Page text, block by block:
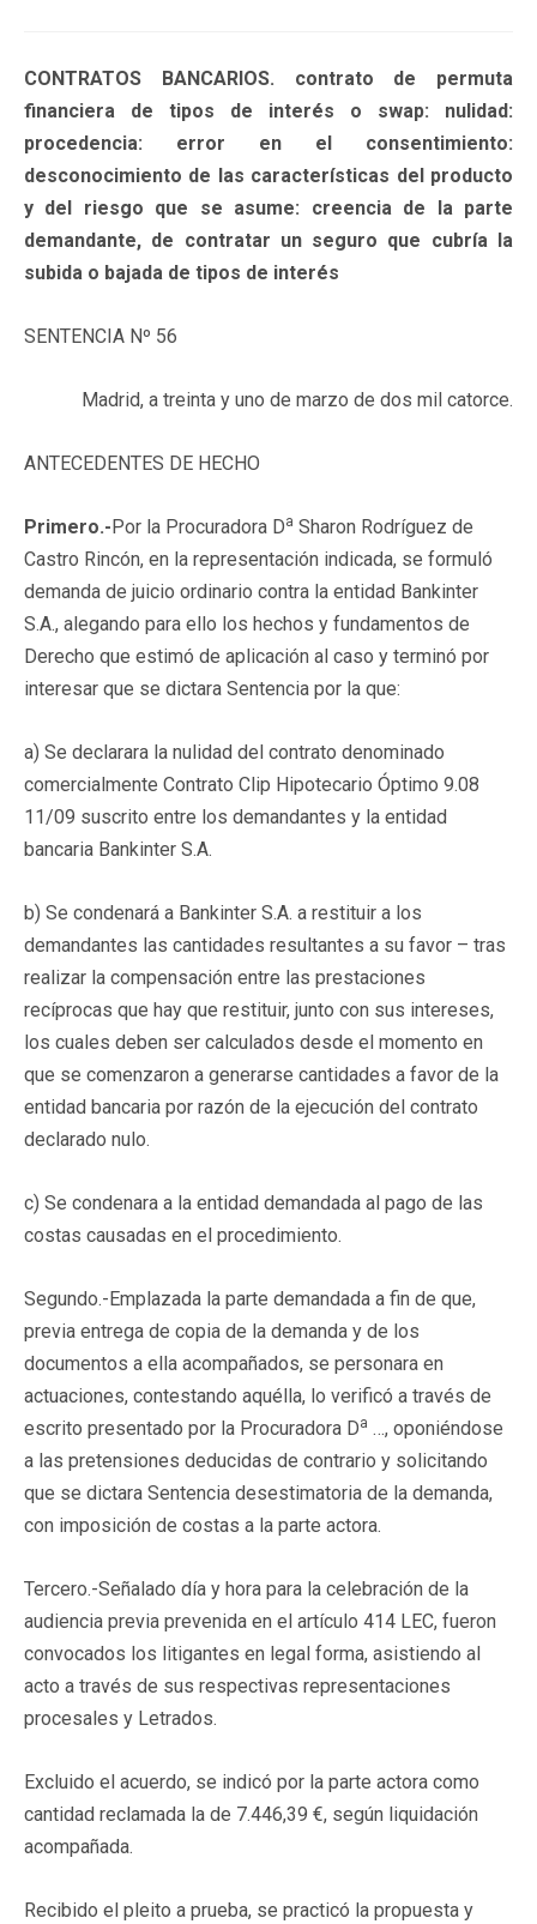
CONTRATOS BANCARIOS. contrato de permuta
financiera de tipos de interés o swap: nulidad:
procedencia: error en el consentimiento:
desconocimiento de las características del producto
y del riesgo que se asume: creencia de la parte
demandante, de contratar un seguro que cubría la
subida o bajada de tipos de interés
SENTENCIA Nº 56
Madrid, a treinta y uno de marzo de dos mil catorce.
ANTECEDENTES DE HECHO
Primero.-Por la Procuradora Da Sharon Rodríguez de
Castro Rincón, en la representación indicada, se formuló
demanda de juicio ordinario contra la entidad Bankinter
S.A., alegando para ello los hechos y fundamentos de
Derecho que estimó de aplicación al caso y terminó por
interesar que se dictara Sentencia por la que:
a) Se declarara la nulidad del contrato denominado
comercialmente Contrato Clip Hipotecario Óptimo 9.08
11/09 suscrito entre los demandantes y la entidad
bancaria Bankinter S.A.
b) Se condenará a Bankinter S.A. a restituir a los
demandantes las cantidades resultantes a su favor – tras
realizar la compensación entre las prestaciones
recíprocas que hay que restituir, junto con sus intereses,
los cuales deben ser calculados desde el momento en
que se comenzaron a generarse cantidades a favor de la
entidad bancaria por razón de la ejecución del contrato
declarado nulo.
c) Se condenara a la entidad demandada al pago de las
costas causadas en el procedimiento.
Segundo.-Emplazada la parte demandada a fin de que,
previa entrega de copia de la demanda y de los
documentos a ella acompañados, se personara en
actuaciones, contestando aquélla, lo verificó a través de
escrito presentado por la Procuradora Da …, oponiéndose
a las pretensiones deducidas de contrario y solicitando
que se dictara Sentencia desestimatoria de la demanda,
con imposición de costas a la parte actora.
Tercero.-Señalado día y hora para la celebración de la
audiencia previa prevenida en el artículo 414 LEC, fueron
convocados los litigantes en legal forma, asistiendo al
acto a través de sus respectivas representaciones
procesales y Letrados.
Excluido el acuerdo, se indicó por la parte actora como
cantidad reclamada la de 7.446,39 €, según liquidación
acompañada.
Recibido el pleito a prueba, se practicó la propuesta y